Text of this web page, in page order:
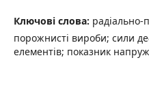
Ключові слова:
порожнисті вироби; сили
елементів; показник